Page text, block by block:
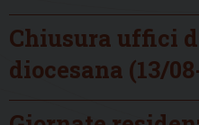
Chiusura uffici
diocesana (13/